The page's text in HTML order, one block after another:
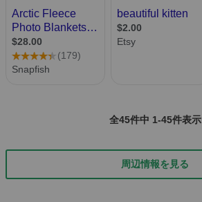
全45件中 1-45件表示
周辺情報を見る